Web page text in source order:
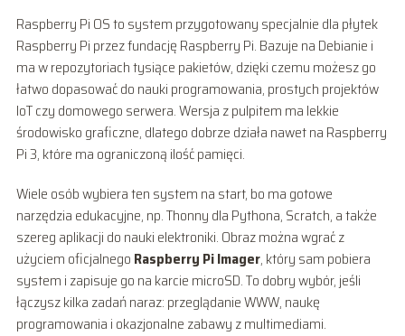
Raspberry Pi OS to system przygotowany specjalnie dla płytek
Raspberry Pi przez fundację Raspberry Pi. Bazuje na Debianie i
ma w repozytoriach tysiące pakietów, dzięki czemu możesz go
łatwo dopasować do nauki programowania, prostych projektów
IoT czy domowego serwera. Wersja z pulpitem ma lekkie
środowisko graficzne, dlatego dobrze działa nawet na Raspberry
Pi 3, które ma ograniczoną ilość pamięci.
Wiele osób wybiera ten system na start, bo ma gotowe
narzędzia edukacyjne, np. Thonny dla Pythona, Scratch, a także
szereg aplikacji do nauki elektroniki. Obraz można wgrać z
użyciem oficjalnego Raspberry Pi Imager, który sam pobiera
system i zapisuje go na karcie microSD. To dobry wybór, jeśli
łączysz kilka zadań naraz: przeglądanie WWW, naukę
programowania i okazjonalne zabawy z multimediami.